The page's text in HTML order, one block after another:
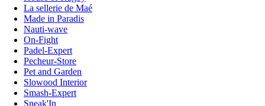
La sellerie de Maé
Made in Paradis
Nauti-wave
On-Fight
Padel-Expert
Pecheur-Store
Pet and Garden
Slowood Interior
Smash-Expert
Sneak'In